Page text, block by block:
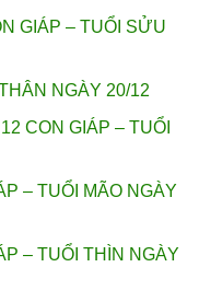
GIÁP – TUỔI SỬU
NGÀY 20/12
CON GIÁP – TUỔI
– TUỔI MÃO NGÀY
– TUỔI THÌN NGÀY